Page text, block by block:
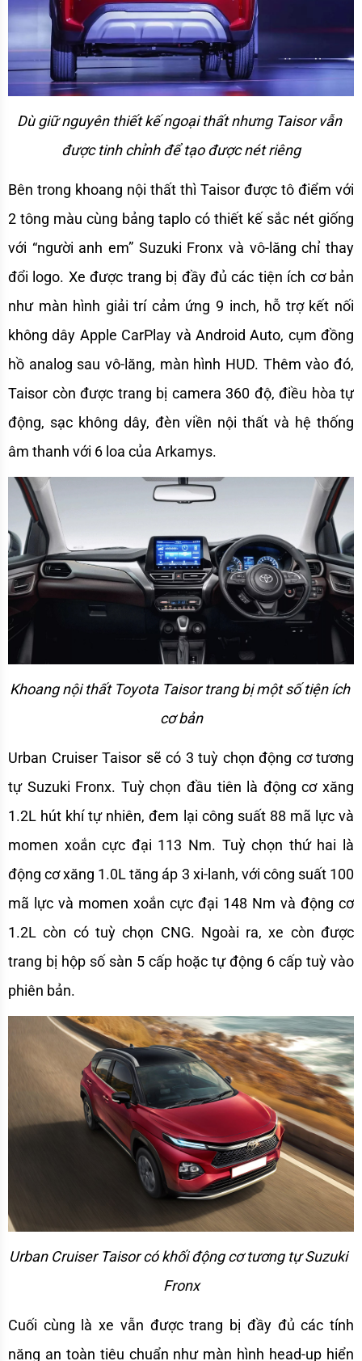
Dù giữ nguyên thiết kế ngoại thất nhưng Taisor vẫn
được tinh chỉnh để tạo được nét riêng
Bên trong khoang nội thất thì Taisor được tô điểm với
2 tông màu cùng bảng taplo có thiết kế sắc nét giống
với “người anh em” Suzuki Fronx và vô-lăng chỉ thay
đổi logo. Xe được trang bị đầy đủ các tiện ích cơ bản
như màn hình giải trí cảm ứng 9 inch, hỗ trợ kết nối
không dây Apple CarPlay và Android Auto, cụm đồng
hồ analog sau vô-lăng, màn hình HUD. Thêm vào đó,
Taisor còn được trang bị camera 360 độ, điều hòa tự
động, sạc không dây, đèn viền nội thất và hệ thống
âm thanh với 6 loa của Arkamys.
Khoang nội thất Toyota Taisor trang bị một số tiện ích
cơ bản
Urban Cruiser Taisor sẽ có 3 tuỳ chọn động cơ tương
tự Suzuki Fronx. Tuỳ chọn đầu tiên là động cơ xăng
1.2L hút khí tự nhiên, đem lại công suất 88 mã lực và
momen xoắn cực đại 113 Nm. Tuỳ chọn thứ hai là
động cơ xăng 1.0L tăng áp 3 xi-lanh, với công suất 100
mã lực và momen xoắn cực đại 148 Nm và động cơ
1.2L còn có tuỳ chọn CNG. Ngoài ra, xe còn được
trang bị hộp số sàn 5 cấp hoặc tự động 6 cấp tuỳ vào
phiên bản.
Urban Cruiser Taisor có khối động cơ tương tự Suzuki
Fronx
Cuối cùng là xe vẫn được trang bị đầy đủ các tính
năng an toàn tiêu chuẩn như màn hình head-up hiển